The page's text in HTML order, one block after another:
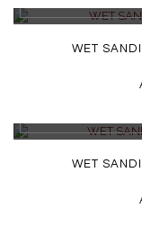
WET
WET